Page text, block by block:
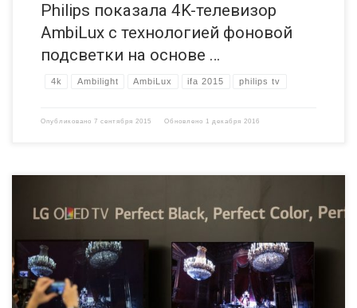
Philips показала 4K-телевизор
AmbiLux с технологией фоновой
подсветки на основе …
4k Ambilight AmbiLux ifa 2015 philips tv
Опубликовано 7 сентября 2015 Обновлено 1 декабря 2016
Берлине четыре новых OLED-телевизора, среди которых 65-ти и 55-
дюймовые 4K OLED-телевизоры с поддержкой HDR (модели
65/55EF9500 и 55EG9200), а также OLED-телевизор с изогнутым
экраном (модель 55EG9100). Отметим, что модели EF9500
оснащены первыми в индустрии плоскими OLED-экранами с